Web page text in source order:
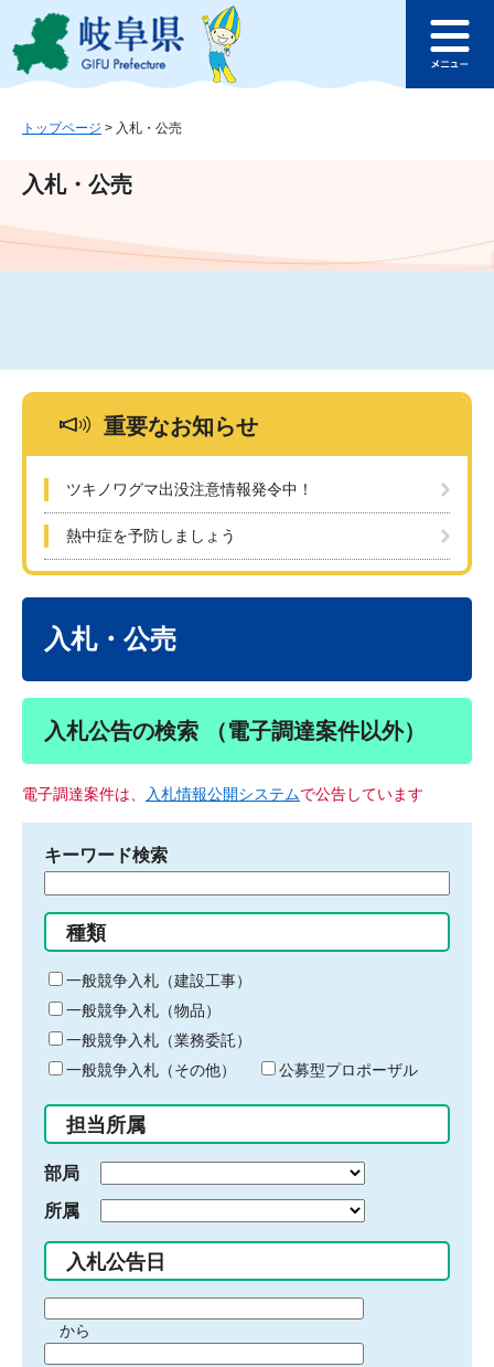
ジ
ュ
文
このページの本文へ
ュ
トップページ > 入札・公売
入札・公売
重要なお知らせ
ツキノワグマ出没注意情報発令中！
熱中症を予防しましょう
入札・公売
入札公告の検索 （電子調達案件以外）
電子調達案件は、 入札情報公開システムで公告しています
キーワード検索
る
キ
ー
ワ
ー
ド
入
力
種類
一般競争入札（建設工事）
一般競争入札（物品）
一般競争入札（業務委託）
一般競争入札（その他）
公募型プロポーザル
担当所属
部局
所属
入札公告日
間から